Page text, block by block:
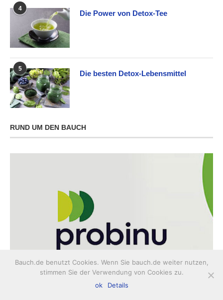
4
Die Power von Detox-Tee
5
Die besten Detox-Lebensmittel
RUND UM DEN BAUCH
Bauch.de benutzt Cookies. Wenn Sie bauch.de weiter nutzen,
stimmen Sie der Verwendung von Cookies zu.
ok
Details